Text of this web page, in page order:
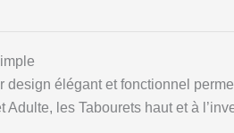
design élégant et fonctionnel
les Tabourets haut et à